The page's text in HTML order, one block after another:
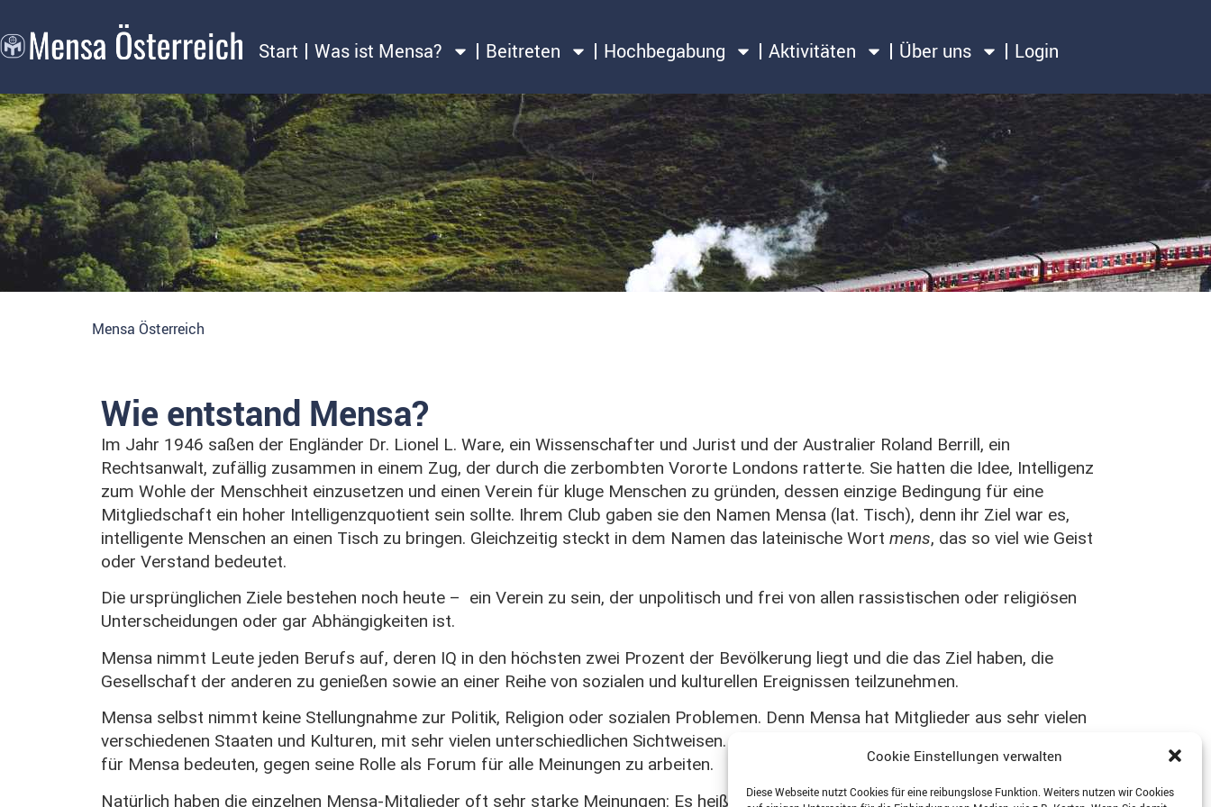
Cookie Einstellungen verwalten
Diese Webseite nutzt Cookies für eine reibungslose Funktion. Weiters nutzen wir Cookies
Start Was ist Mensa? Beitreten Hochbegabung Aktivitäten Über uns Login
Mensa Österreich
Wie entstand Mensa?
Im Jahr 1946 saßen der Engländer Dr. Lionel L. Ware, ein Wissenschafter und Jurist und der Australier Roland Berrill, ein
Rechtsanwalt, zufällig zusammen in einem Zug, der durch die zerbombten Vororte Londons ratterte. Sie hatten die Idee, Intelligenz
zum Wohle der Menschheit einzusetzen und einen Verein für kluge Menschen zu gründen, dessen einzige Bedingung für eine
Mitgliedschaft ein hoher Intelligenzquotient sein sollte. Ihrem Club gaben sie den Namen Mensa (lat. Tisch), denn ihr Ziel war es,
intelligente Menschen an einen Tisch zu bringen. Gleichzeitig steckt in dem Namen das lateinische Wort mens, das so viel wie Geist
oder Verstand bedeutet.
Die ursprünglichen Ziele bestehen noch heute – ein Verein zu sein, der unpolitisch und frei von allen rassistischen oder religiösen
Unterscheidungen oder gar Abhängigkeiten ist.
Mensa nimmt Leute jeden Berufs auf, deren IQ in den höchsten zwei Prozent der Bevölkerung liegt und die das Ziel haben, die
Gesellschaft der anderen zu genießen sowie an einer Reihe von sozialen und kulturellen Ereignissen teilzunehmen.
Mensa selbst nimmt keine Stellungnahme zur Politik, Religion oder sozialen Problemen. Denn Mensa hat Mitglieder aus sehr vielen
verschiedenen Staaten und Kulturen, mit sehr vielen unterschiedlichen Sichtweisen. Für eine bestimmte Sichtweise einzutreten würde
für Mensa bedeuten, gegen seine Rolle als Forum für alle Meinungen zu arbeiten.
Natürlich haben die einzelnen Mensa-Mitglieder oft sehr starke Meinungen: Es heißt, daß man in einem Raum mit zwölf Mensanern